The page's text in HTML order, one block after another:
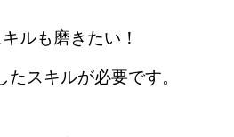
ルも磨きたい！
スキルが必要です。